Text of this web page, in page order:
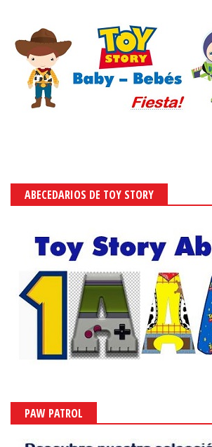
ABECEDARIOS DE TOY STORY
PAW PATROL